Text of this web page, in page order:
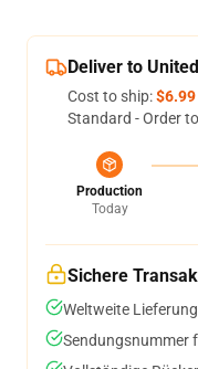
Deliver to
Cost to ship:$6.99
Standard - Order
Production
Today
Sichere
Weltweite
Sendungsnummer